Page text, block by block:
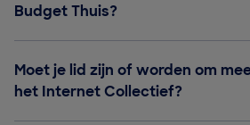
Budget Thuis?
Moet je lid zijn of worden om
het Internet Collectief?